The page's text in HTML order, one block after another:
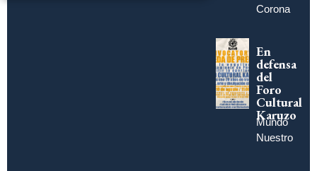
Corona
En
defensa
del
Foro
Cultural
Karuzo
Mundo
Nuestro